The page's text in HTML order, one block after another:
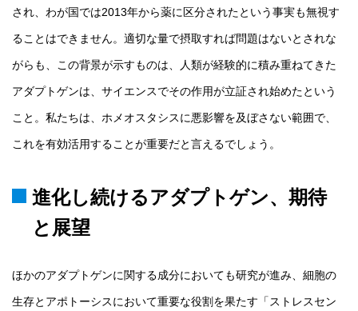
され、わが国では2013年から薬に区分されたという事実も無視す
ることはできません。適切な量で摂取すれば問題はないとされな
がらも、この背景が示すものは、人類が経験的に積み重ねてきた
アダプトゲンは、サイエンスでその作用が立証され始めたという
こと。私たちは、ホメオスタシスに悪影響を及ぼさない範囲で、
これを有効活用することが重要だと言えるでしょう。
進化し続けるアダプトゲン、期待
と展望
ほかのアダプトゲンに関する成分においても研究が進み、細胞の
生存とアポトーシスにおいて重要な役割を果たす「ストレスセン